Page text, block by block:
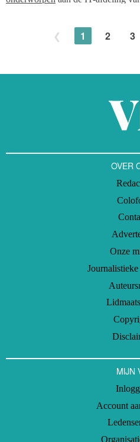
zich volledig moet overgeven aan
voor de klantervaring.
1 2 3
OVER
Onze
MIJN
Account